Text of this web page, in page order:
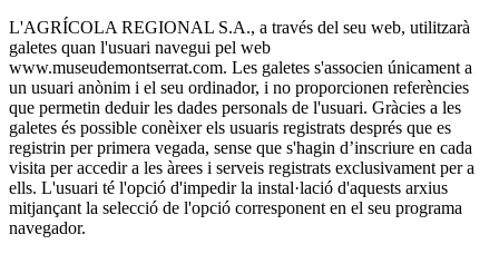
L'AGRÍCOLA REGIONAL S.A., a través del seu web, utilitzarà
galetes quan l'usuari navegui pel web
www.museudemontserrat.com. Les galetes s'associen únicament a
un usuari anònim i el seu ordinador, i no proporcionen referències
que permetin deduir les dades personals de l'usuari. Gràcies a les
galetes és possible conèixer els usuaris registrats després que es
registrin per primera vegada, sense que s'hagin d’inscriure en cada
visita per accedir a les àrees i serveis registrats exclusivament per a
ells. L'usuari té l'opció d'impedir la instal·lació d'aquests arxius
mitjançant la selecció de l'opció corresponent en el seu programa
navegador.